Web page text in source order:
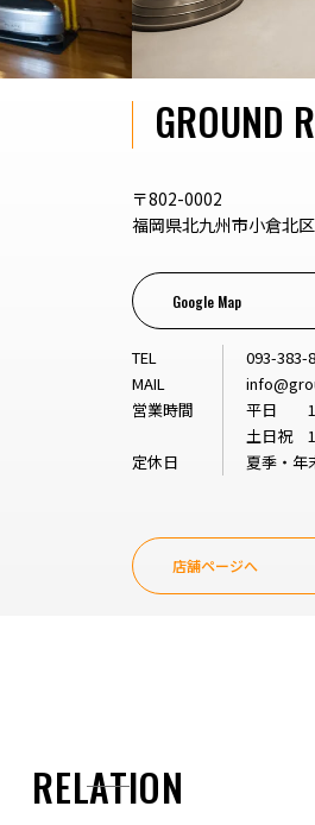
GROUND
〒802-0002
福岡県北九州市小倉北
Google Map
TEL
093-383-
MAIL
営業時間
平日
土日祝
定休日
夏季・年
店舗ページへ
RELATION